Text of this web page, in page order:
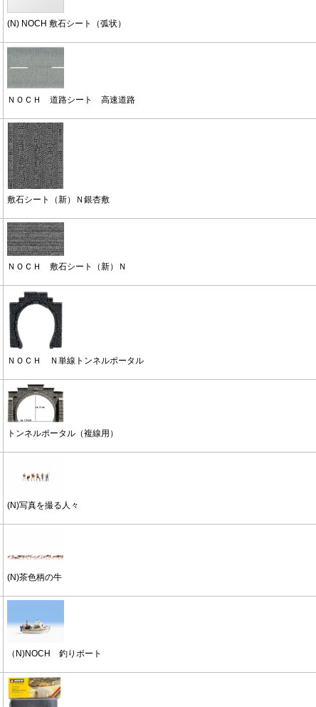
(N) NOCH 敷石シート（弧状）
ＮＯＣＨ 道路シート 高速道路
敷石シート（新）Ｎ銀杏敷
ＮＯＣＨ 敷石シート（新）Ｎ
ＮＯＣＨ Ｎ単線トンネルポータル
トンネルポータル（複線用）
(N)写真を撮る人々
(N)茶色柄の牛
（N)NOCH 釣りボート